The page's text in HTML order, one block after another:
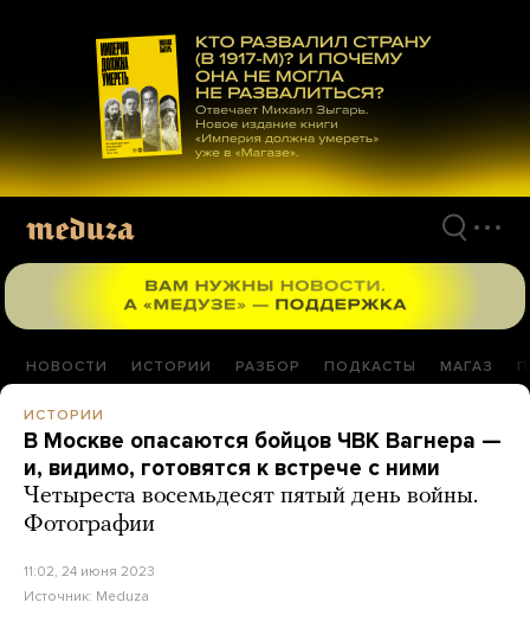
материалам
НОВОСТИ ИСТОРИИ РАЗБОР ПОДКАСТЫ МАГАЗ
ИСТОРИИ
В Москве опасаются бойцов ЧВК Вагнера —
и, видимо, готовятся к встрече с ними
Четыреста восемьдесят пятый день войны.
Фотографии
11:02, 24 июня 2023
Источник: Meduza